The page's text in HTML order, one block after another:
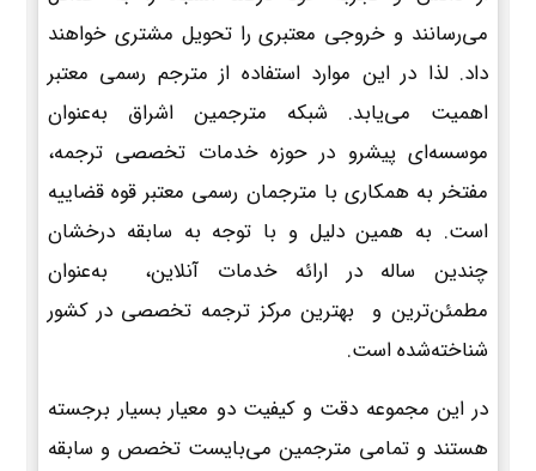
می‌رسانند و خروجی معتبری را تحویل مشتری خواهند
داد. لذا در این موارد استفاده از مترجم رسمی معتبر
اهمیت می‌یابد. شبکه مترجمین اشراق به‌عنوان
موسسه‌ای پیشرو در حوزه خدمات تخصصی ترجمه،
مفتخر به همکاری با مترجمان رسمی معتبر قوه قضاییه
است. به همین دلیل و با توجه به سابقه درخشان
چندین ساله در ارائه خدمات آنلاین، به‌عنوان
مطمئن‌ترین و بهترین مرکز ترجمه تخصصی در کشور
شناخته‌شده است.
در این مجموعه دقت و کیفیت دو معیار بسیار برجسته
هستند و تمامی مترجمین می‌بایست تخصص و سابقه